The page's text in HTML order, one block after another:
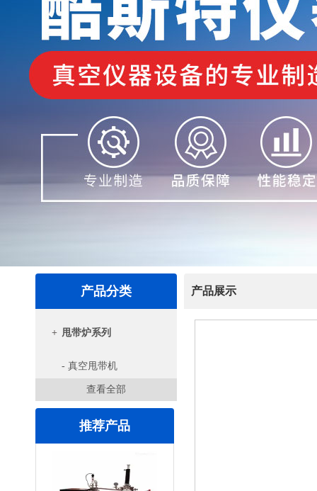
产品分类
+ 甩带炉系列
- 真空甩带机
查看全部
推荐产品
微型电弧炉
产品展示